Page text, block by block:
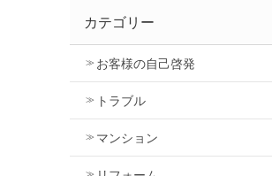
カテゴリー
お客様の自己啓発
トラブル
マンション